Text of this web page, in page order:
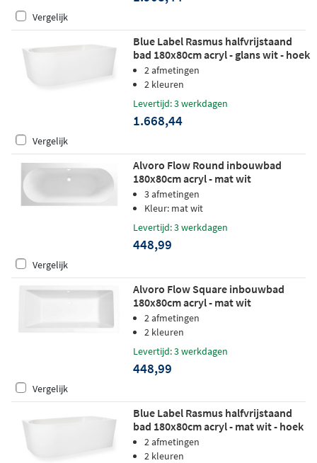
Vergelijk
Blue Label Rasmus halfvrijstaand
bad 180x80cm acryl - glans wit - hoek
rechts
2 afmetingen
2 kleuren
Levertijd: 3 werkdagen
1.668,44
Vergelijk
Alvoro Flow Round inbouwbad
180x80cm acryl - mat wit
3 afmetingen
Kleur: mat wit
Levertijd: 3 werkdagen
448,99
Vergelijk
Alvoro Flow Square inbouwbad
180x80cm acryl - mat wit
2 afmetingen
2 kleuren
Levertijd: 3 werkdagen
448,99
Vergelijk
Blue Label Rasmus halfvrijstaand
bad 180x80cm acryl - mat wit - hoek
rechts
2 afmetingen
2 kleuren